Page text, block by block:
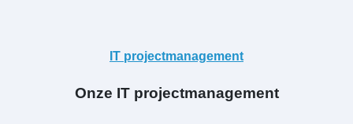
IT projectmanagement
Onze IT projectmanagement